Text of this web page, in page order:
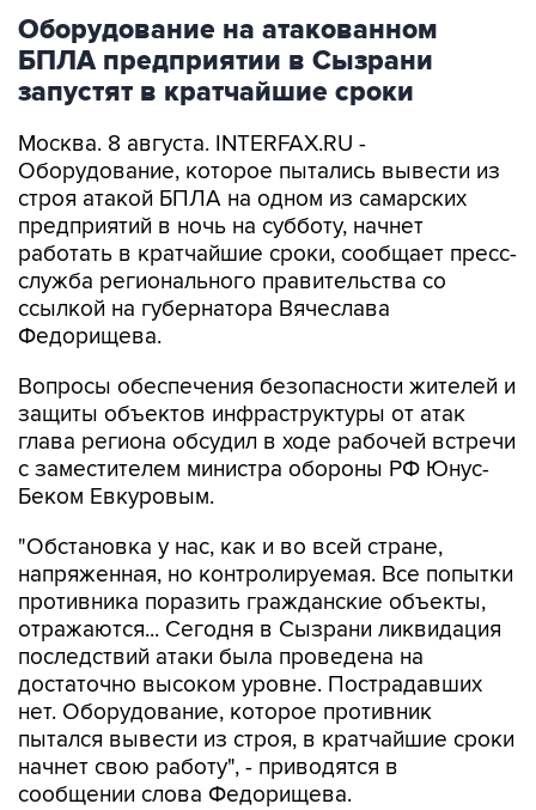
Оборудование на атакованном
БПЛА предприятии в Сызрани
запустят в кратчайшие сроки
Москва. 8 августа. INTERFAX.RU -
Оборудование, которое пытались вывести из
строя атакой БПЛА на одном из самарских
предприятий в ночь на субботу, начнет
работать в кратчайшие сроки, сообщает пресс-
служба регионального правительства со
ссылкой на губернатора Вячеслава
Федорищева.
Вопросы обеспечения безопасности жителей и
защиты объектов инфраструктуры от атак
глава региона обсудил в ходе рабочей встречи
с заместителем министра обороны РФ Юнус-
Беком Евкуровым.
"Обстановка у нас, как и во всей стране,
напряженная, но контролируемая. Все попытки
противника поразить гражданские объекты,
отражаются... Сегодня в Сызрани ликвидация
последствий атаки была проведена на
достаточно высоком уровне. Пострадавших
нет. Оборудование, которое противник
пытался вывести из строя, в кратчайшие сроки
начнет свою работу", - приводятся в
сообщении слова Федорищева.